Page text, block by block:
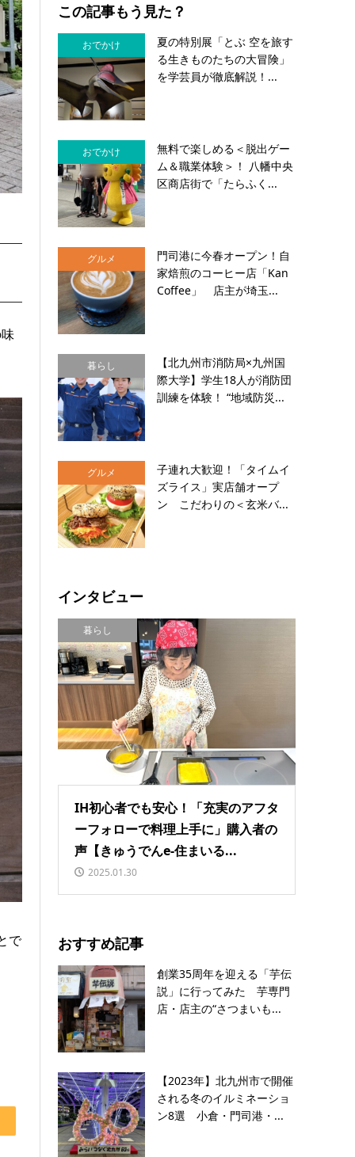
で
この記事もう見た？
おでかけ
夏の特別展「とぶ 空を旅す
る生きものたちの大冒険」
を学芸員が徹底解説！...
おでかけ
無料で楽しめる＜脱出ゲー
ム＆職業体験＞！ 八幡中央
区商店街で「たらふく...
グルメ
門司港に今春オープン！自
家焙煎のコーヒー店「Kan
Coffee」 店主が埼玉...
暮らし
【北九州市消防局×九州国
際大学】学生18人が消防団
訓練を体験！ “地域防災...
グルメ
子連れ大歓迎！「タイムイ
ズライス」実店舗オープ
ン こだわりの＜玄米バ...
インタビュー
暮らし
IH初心者でも安心！「充実のアフタ
ーフォローで料理上手に」購入者の
声【きゅうでんe-住まいる...
2025.01.30
おすすめ記事
創業35周年を迎える「芋伝
説」に行ってみた 芋専門
店・店主の“さつまいも...
【2023年】北九州市で開催
される冬のイルミネーショ
ン8選 小倉・門司港・...